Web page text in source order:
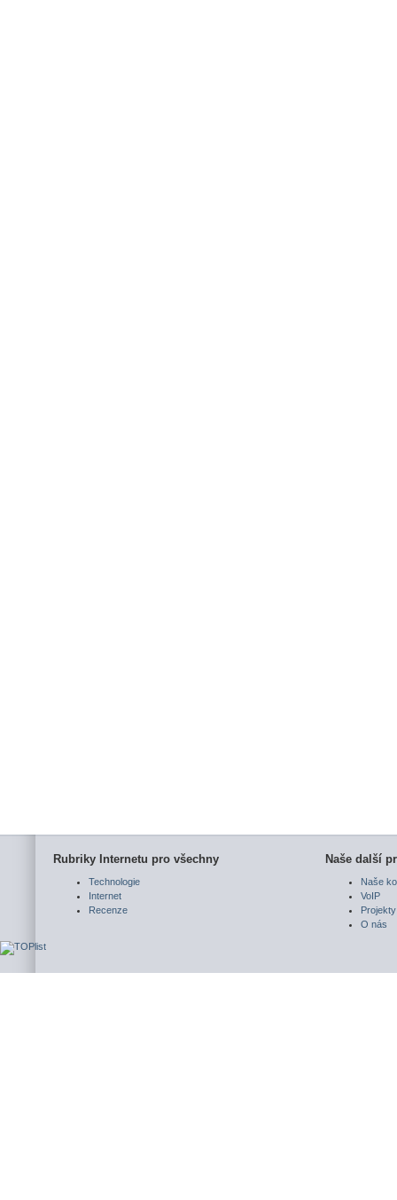
Rubriky Internetu pro všechny
Technologie
Internet
Recenze
Naše další
Naše
VoIP
Projekty
O nás